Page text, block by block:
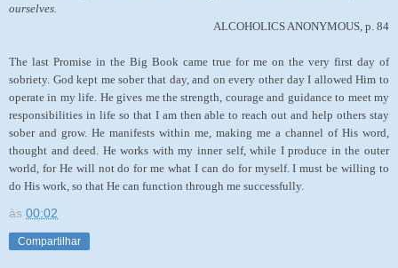
ourselves.
ALCOHOLICS ANONYMOUS, p. 84
The last Promise in the Big Book came true for me on the very first day of
sobriety. God kept me sober that day, and on every other day I allowed Him to
operate in my life. He gives me the strength, courage and guidance to meet my
responsibilities in life so that I am then able to reach out and help others stay
sober and grow. He manifests within me, making me a channel of His word,
thought and deed. He works with my inner self, while I produce in the outer
world, for He will not do for me what I can do for myself. I must be willing to
do His work, so that He can function through me successfully.
às 00:02
Compartilhar